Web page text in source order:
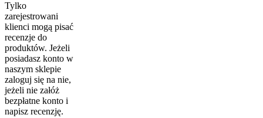
Tylko
zarejestrowani
klienci mogą pisać
recenzje do
produktów. Jeżeli
posiadasz konto w
naszym sklepie
zaloguj się na nie,
jeżeli nie załóż
bezpłatne konto i
napisz recenzję.